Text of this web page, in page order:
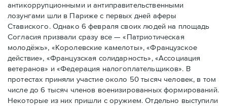
антикоррупционными и антиправительственными
лозунгами шли в Париже с первых дней аферы
Ставиского. Однако 6 февраля своих людей на площадь
Согласия призвали сразу все — «Патриотическая
молодёжь», «Королевские камелоты», «Французское
действие», «Французская солидарность», «Ассоциация
ветеранов» и «Федерация налогоплательщиков». В
протестах приняли участие около 50 тысяч человек, в том
числе до 6 тысяч членов военизированных формирований.
Некоторые из них пришли с оружием. Отдельно выступили